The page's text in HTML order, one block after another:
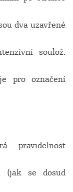
dva uzavřené
soulož.
pro označení
pravidelnost
(jak se dosud